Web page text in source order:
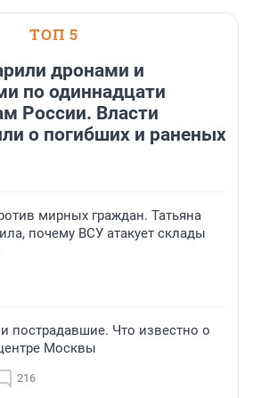
ТОП 5
дронами и
по одиннадцати
России. Власти
о погибших и раненых
мирных граждан. Татьяна
почему ВСУ атакует склады
пострадавшие. Что известно о
Москвы
216